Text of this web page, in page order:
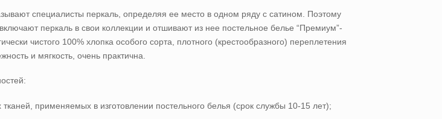
специалисты перкаль, определяя ее место в одном ряду с сатином. Поэтому
перкаль в свои коллекции и отшивают из нее постельное белье “Премиум”-
чистого 100% хлопка особого сорта, плотного (крестообразного) переплетения
и мягкость, очень практична.
применяемых в изготовлении постельного белья (срок службы 10-15 лет);